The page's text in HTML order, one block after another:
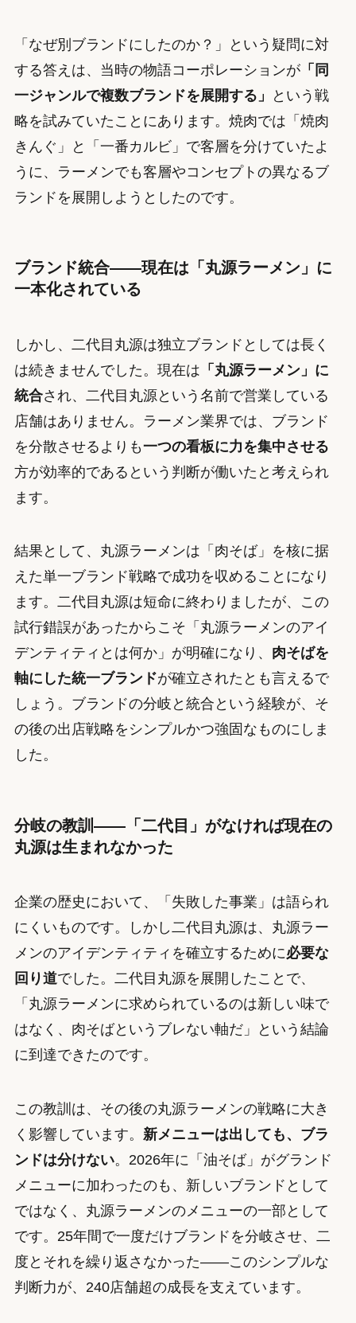
「なぜ別ブランドにしたのか？」という疑問に対
する答えは、当時の物語コーポレーションが「同
一ジャンルで複数ブランドを展開する」
という戦
略を試みていたことにあります。焼肉では「焼肉
きんぐ」と「一番カルビ」で客層を分けていたよ
うに、ラーメンでも客層やコンセプトの異なるブ
ランドを展開しようとしたのです。
ブランド統合——現在は「丸源ラーメン」に
一本化されている
しかし、二代目丸源は独立ブランドとしては長く
は続きませんでした。現在は 「丸源ラーメン」に
統合され、二代目丸源という名前で営業している
店舗はありません。ラーメン業界では、ブランド
を分散させるよりも一つの看板に力を集中させる
方が効率的であるという判断が働いたと考えられ
ます。
結果として、丸源ラーメンは「肉そば」を核に据
えた単一ブランド戦略で成功を収めることになり
ます。二代目丸源は短命に終わりましたが、この
試行錯誤があったからこそ「丸源ラーメンのアイ
デンティティとは何か」が明確になり、 肉そばを
軸にした統一ブランドが確立されたとも言えるで
しょう。ブランドの分岐と統合という経験が、そ
の後の出店戦略をシンプルかつ強固なものにしま
した。
分岐の教訓——「二代目」がなければ現在の
丸源は生まれなかった
企業の歴史において、「失敗した事業」は語られ
にくいものです。しかし二代目丸源は、丸源ラー
メンのアイデンティティを確立するために必要な
回り道でした。二代目丸源を展開したことで、
「丸源ラーメンに求められているのは新しい味で
はなく、肉そばというブレない軸だ」という結論
に到達できたのです。
この教訓は、その後の丸源ラーメンの戦略に大き
く影響しています。 新メニューは出しても、ブラ
ンドは分けない。2026年に「油そば」がグランド
メニューに加わったのも、新しいブランドとして
ではなく、丸源ラーメンのメニューの一部として
です。25年間で一度だけブランドを分岐させ、二
度とそれを繰り返さなかった——このシンプルな
判断力が、240店舗超の成長を支えています。